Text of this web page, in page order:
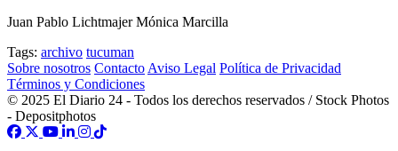
Juan Pablo Lichtmajer Mónica Marcilla
Tags: archivo tucuman
Sobre nosotros Contacto Aviso Legal Política de Privacidad
Términos y Condiciones
© 2025 El Diario 24 - Todos los derechos reservados / Stock Photos
- Depositphotos